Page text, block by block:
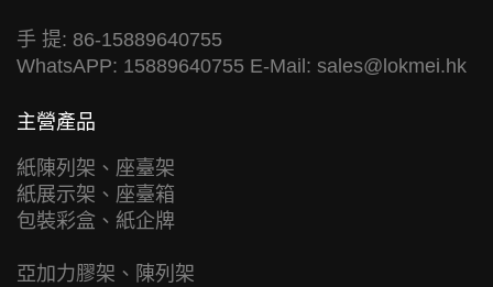
手 提: 86-15889640755
WhatsAPP: 15889640755 E-Mail: sales@lokmei.hk
主營產品
紙陳列架、座臺架
紙展示架、座臺箱
包裝彩盒、紙企牌
亞加力膠架、陳列架